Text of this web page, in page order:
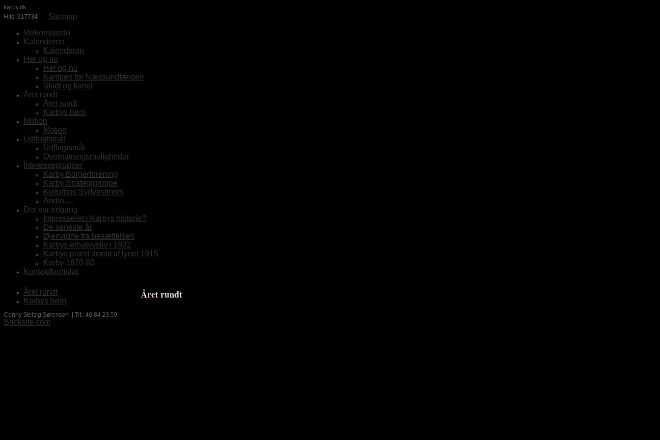
karby.dk
Hits: 317734
Sitemap
Velkomstside
Kalenderen
Kalenderen
Her og nu
Her og nu
Kampen for Næssundfærgen
Skidt og kanel
Året rundt
Året rundt
Karbys børn
Motion
Motion
Udflugtsmål
Udflugtsmål
Overnatningsmuligheder
Interessegrupper
Karby Borgerforening
Karby Strategigruppe
Kulturhus Sydvestmors
Andre.....
Der var engang
Interesseret i Karbys historie?
De seneste år
Øjenvidne fra besættelsen
Karbys erhvervsliv i 1932
Karbys præst dræbt af lynet 1915
Karby 1870-80
Kontaktformular
Året rundt
Karbys børn
Året rundt
Conny Stelsig Sørensen | Tlf.: 40 84 23 59
Bricksite.com